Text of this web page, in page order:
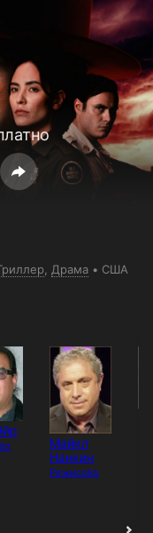
Драма
США
Майкл
Нанкин
Режиссёр
партнёров
Контакты